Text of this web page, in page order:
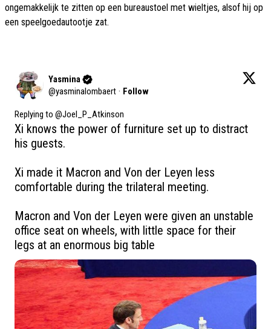
ongemakkelijk te zitten op een bureaustoel met wieltjes, alsof hij op
een speelgoedautootje zat.
Yasmina
@yasminalombaert · Follow
Replying to @Joel_P_Atkinson
Xi knows the power of furniture set up to distract
his guests.
Xi made it Macron and Von der Leyen less
comfortable during the trilateral meeting.
Macron and Von der Leyen were given an unstable
office seat on wheels, with little space for their
legs at an enormous big table